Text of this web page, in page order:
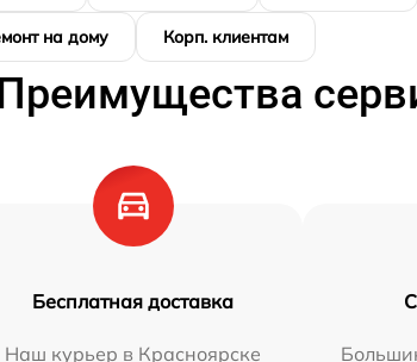
на дому Корп. клиентам
Бесплатная доставка
Наш курьер в Красноярске